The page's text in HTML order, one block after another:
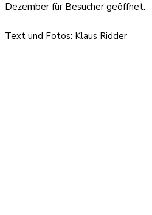
Dezember für Besucher geöffnet.
Text und Fotos: Klaus Ridder